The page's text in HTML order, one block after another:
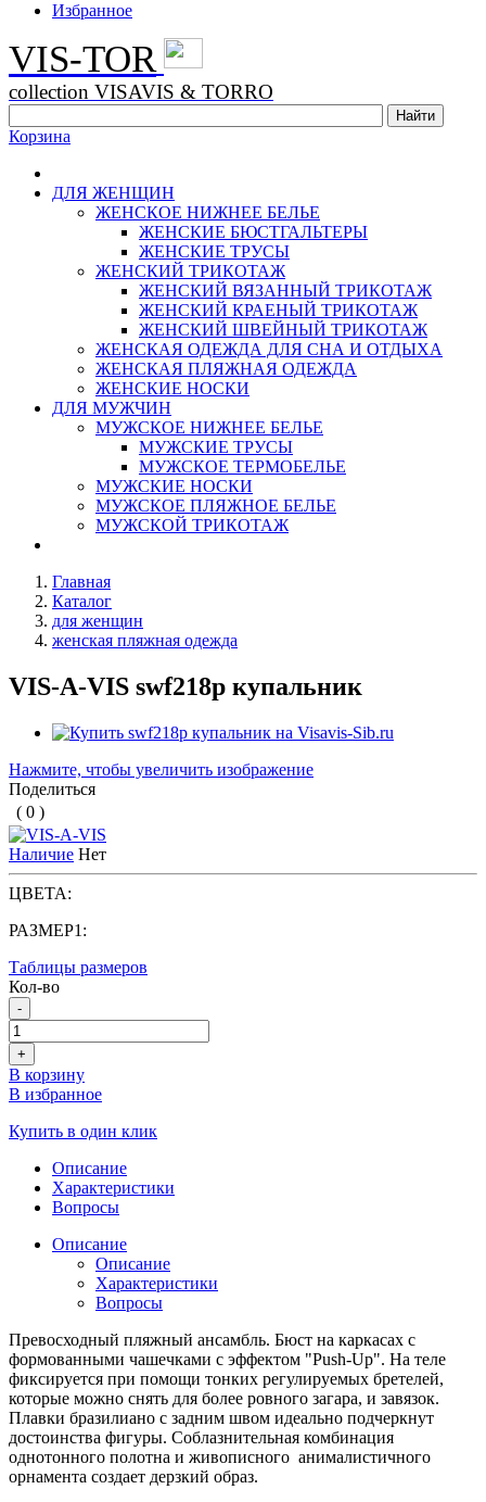
Избранное
VIS-TOR
collection VISAVIS & TORRO
Корзина
ДЛЯ ЖЕНЩИН
ЖЕНСКОЕ НИЖНЕЕ БЕЛЬЕ
ЖЕНСКИЕ БЮСТГАЛЬТЕРЫ
ЖЕНСКИЕ ТРУСЫ
ЖЕНСКИЙ ТРИКОТАЖ
ЖЕНСКИЙ ВЯЗАННЫЙ ТРИКОТАЖ
ЖЕНСКИЙ КРАЕНЫЙ ТРИКОТАЖ
ЖЕНСКИЙ ШВЕЙНЫЙ ТРИКОТАЖ
ЖЕНСКАЯ ОДЕЖДА ДЛЯ СНА И ОТДЫХА
ЖЕНСКАЯ ПЛЯЖНАЯ ОДЕЖДА
ЖЕНСКИЕ НОСКИ
ДЛЯ МУЖЧИН
МУЖСКОЕ НИЖНЕЕ БЕЛЬЕ
МУЖСКИЕ ТРУСЫ
МУЖСКОЕ ТЕРМОБЕЛЬЕ
МУЖСКИЕ НОСКИ
МУЖСКОЕ ПЛЯЖНОЕ БЕЛЬЕ
МУЖСКОЙ ТРИКОТАЖ
Главная
Каталог
для женщин
женская пляжная одежда
VIS-A-VIS swf218p купальник
Нажмите, чтобы увеличить изображение
Поделиться
( 0 )
Наличие Нет
ЦВЕТА:
РАЗМЕР1:
Таблицы размеров
Кол-во
-
+
В корзину
В избранное
Купить в один клик
Описание
Характеристики
Вопросы
Описание
Описание
Характеристики
Вопросы
Превосходный пляжный ансамбль. Бюст на каркасах с
формованными чашечками с эффектом "Push-Up". На теле
фиксируется при помощи тонких регулируемых бретелей,
которые можно снять для более ровного загара, и завязок.
Плавки бразилиано с задним швом идеально подчеркнут
достоинства фигуры. Соблазнительная комбинация
однотонного полотна и живописного анималистичного
орнамента создает дерзкий образ.